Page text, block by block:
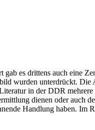
es drittens auch eine
wurden unterdrückt. Die
in der DDR
dienen oder auch
Handlung haben.